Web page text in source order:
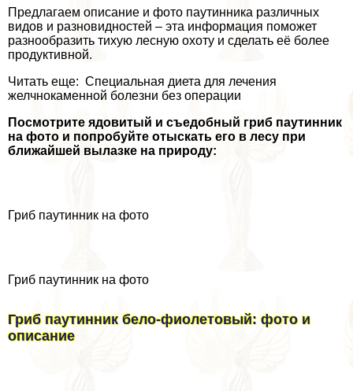
Предлагаем описание и фото паутинника различных
видов и разновидностей – эта информация поможет
разнообразить тихую лесную охоту и сделать её более
продуктивной.
Читать еще: Специальная диета для лечения
желчнокаменной болезни без операции
Посмотрите ядовитый и съедобный гриб паутинник
на фото и попробуйте отыскать его в лесу при
ближайшей вылазке на природу:
Гриб паутинник на фото
Гриб паутинник на фото
Гриб паутинник бело-фиолетовый: фото и
описание